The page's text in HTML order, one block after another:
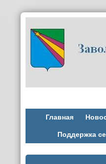
Главная
Поддержка